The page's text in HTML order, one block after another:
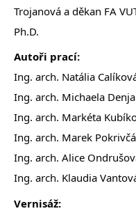
Trojanová a děkan FA
Ph.D.
Autoři prací:
Ing. arch. Natália
Ing. arch. Michaela
Ing. arch. Markéta
Ing. arch. Marek
Ing. arch. Alice
Ing. arch. Klaudia
Vernisáž: